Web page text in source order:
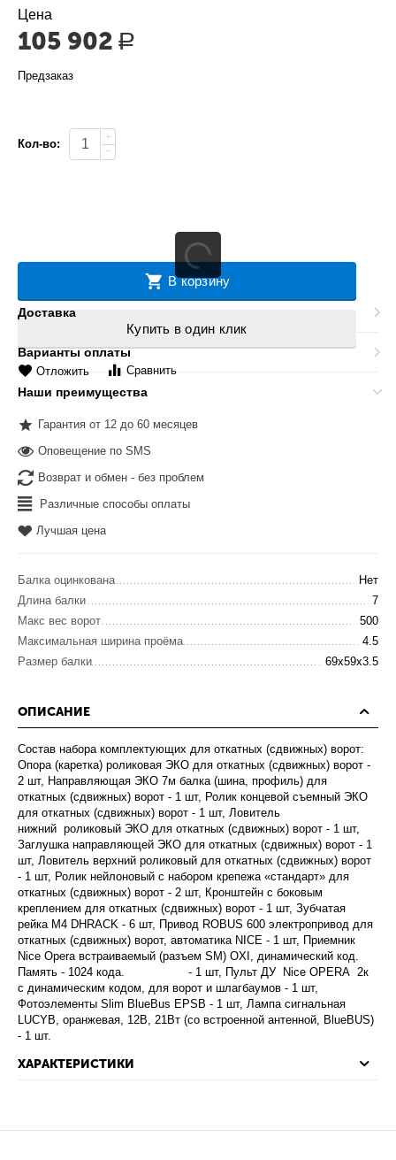
Цена
105 902 Р
Предзаказ
Кол-во:
+
−
В корзину
Купить в один клик
Отложить Сравнить
Доставка
Варианты оплаты
Наши преимущества
Гарантия от 12 до 60 месяцев
Оповещение по SMS
Возврат и обмен - без проблем
Различные способы оплаты
Лучшая цена
Балка оцинкована
Нет
Длина балки
7
Макс вес ворот
500
Максимальная ширина проёма
4.5
Размер балки
69x59x3.5
ОПИСАНИЕ
Состав набора комплектующих для откатных (сдвижных) ворот:
Опора (каретка) роликовая ЭКО для откатных (сдвижных) ворот -
2 шт, Направляющая ЭКО 7м балка (шина, профиль) для
откатных (сдвижных) ворот - 1 шт, Ролик концевой съемный ЭКО
для откатных (сдвижных) ворот - 1 шт, Ловитель
нижний роликовый ЭКО для откатных (сдвижных) ворот - 1 шт,
Заглушка направляющей ЭКО для откатных (сдвижных) ворот - 1
шт, Ловитель верхний роликовый для откатных (сдвижных) ворот
- 1 шт, Ролик нейлоновый с набором крепежа «стандарт» для
откатных (сдвижных) ворот - 2 шт, Кронштейн с боковым
креплением для откатных (сдвижных) ворот - 1 шт, Зубчатая
рейка М4 DHRACK - 6 шт, Привод ROBUS 600 электропривод для
откатных (сдвижных) ворот, автоматика NICE - 1 шт, Приемник
Nice Opera встраиваемый (разъем SM) OXI, динамический код.
Память - 1024 кода. - 1 шт, Пульт ДУ Nice OPERA 2к
с динамическим кодом, для ворот и шлагбаумов - 1 шт,
Фотоэлементы Slim BlueBus EPSB - 1 шт, Лампа сигнальная
LUCYB, оранжевая, 12В, 21Вт (со встроенной антенной, BlueBUS)
- 1 шт.
ХАРАКТЕРИСТИКИ